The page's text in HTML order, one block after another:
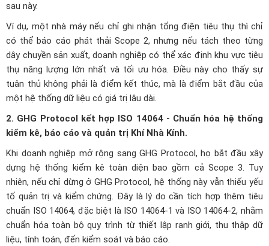
sau này.
Ví dụ, một nhà máy nếu chỉ ghi nhận tổng điện tiêu thụ thì chỉ
có thể báo cáo phát thải Scope 2, nhưng nếu tách theo từng
dây chuyền sản xuất, doanh nghiệp có thể xác định khu vực tiêu
thụ năng lượng lớn nhất và tối ưu hóa. Điều này cho thấy sự
tuân thủ không phải là điểm kết thúc, mà là điểm bắt đầu của
một hệ thống dữ liệu có giá trị lâu dài.
2. GHG Protocol kết hợp ISO 14064 - Chuẩn hóa hệ thống
kiểm kê, báo cáo và quản trị Khí Nhà Kính.
Khi doanh nghiệp mở rộng sang GHG Protocol, họ bắt đầu xây
dựng hệ thống kiểm kê toàn diện bao gồm cả Scope 3. Tuy
nhiên, nếu chỉ dừng ở GHG Protocol, hệ thống này vẫn thiếu yếu
tố quản trị và kiểm chứng. Đây là lý do cần tích hợp thêm tiêu
chuẩn ISO 14064, đặc biệt là ISO 14064-1 và ISO 14064-2, nhằm
chuẩn hóa toàn bộ quy trình từ thiết lập ranh giới, thu thập dữ
liệu, tính toán, đến kiểm soát và báo cáo.